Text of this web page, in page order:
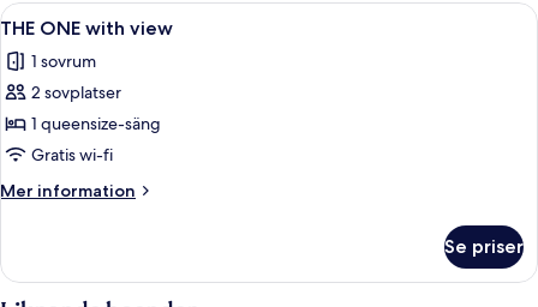
Öppna
alla
foton
för
THE
ONE
with
view
Ett hotellrum med utsikt över
6
THE ONE with view
1 sovrum
2 sovplatser
1 queensize-säng
Gratis wi-fi
Mer information
Mer
ONE
with
Se priser